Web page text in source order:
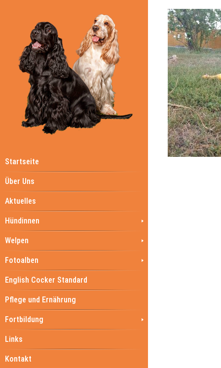
Startseite
Über Uns
Aktuelles
Hündinnen
Welpen
Fotoalben
English Cocker Standard
Pflege und Ernährung
Fortbildung
Links
Kontakt